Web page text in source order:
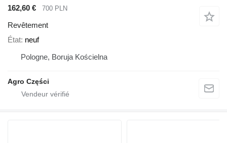
162,60 € 700 PLN
Revêtement
État neuf
Pologne, Boruja Kościelna
Agro Części